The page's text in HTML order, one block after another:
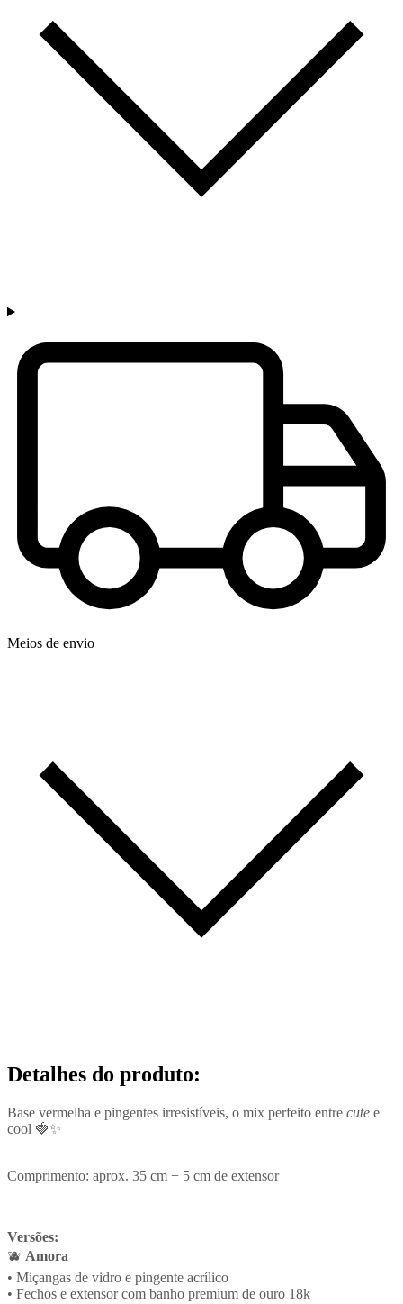
Meios de envio
Detalhes do produto:
Base vermelha e pingentes irresistíveis, o mix perfeito entre cute e
cool 🍓✨
Comprimento: aprox. 35 cm + 5 cm de extensor
Versões:
🫐 Amora
• Miçangas de vidro e pingente acrílico
• Fechos e extensor com banho premium de ouro 18k